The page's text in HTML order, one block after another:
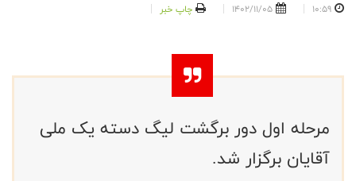
10:59
1402/11/05 چاپ خبر
مرحله اول دور برگشت لیگ دسته یک ملی
آقایان برگزار شد. ‌